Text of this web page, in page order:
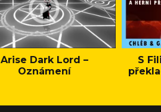
Arise Dark Lord –
Oznámení
S